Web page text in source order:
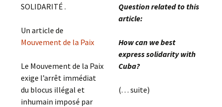
SOLIDARITÉ .
Un article de
Mouvement de la Paix
Le Mouvement de la Paix
exige l’arrêt immédiat
du blocus illégal et
inhumain imposé par
Question related to this
article:
How can we best
express solidarity with
Cuba?
(. . . suite)